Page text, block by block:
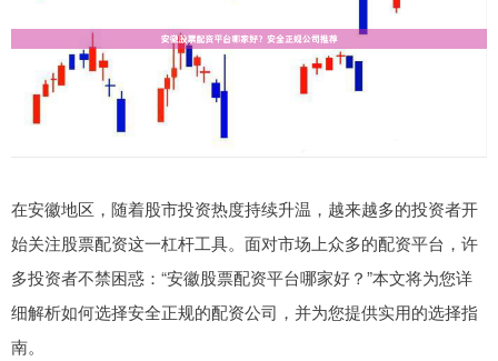
在安徽地区，随着股市投资热度持续升温，越来越多的投资者开
始关注股票配资这一杠杆工具。面对市场上众多的配资平台，许
多投资者不禁困惑：“安徽股票配资平台哪家好？”本文将为您详
细解析如何选择安全正规的配资公司，并为您提供实用的选择指
南。